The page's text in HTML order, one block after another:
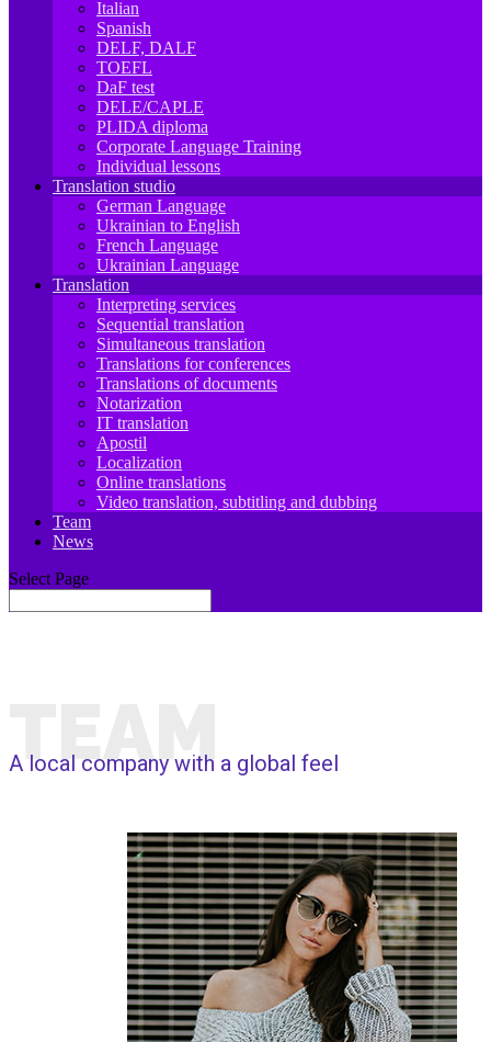
Italian
Spanish
DELF, DALF
TOEFL
DaF test
DELE/CAPLE
PLIDA diploma
Corporate Language Training
Individual lessons
Translation studio
German Language
Ukrainian to English
French Language
Ukrainian Language
Translation
Interpreting services
Sequential translation
Simultaneous translation
Translations for conferences
Translations of documents
Notarization
IT translation
Apostil
Localization
Online translations
Video translation, subtitling and dubbing
Team
News
Select Page
TEAM
A local company with a global feel